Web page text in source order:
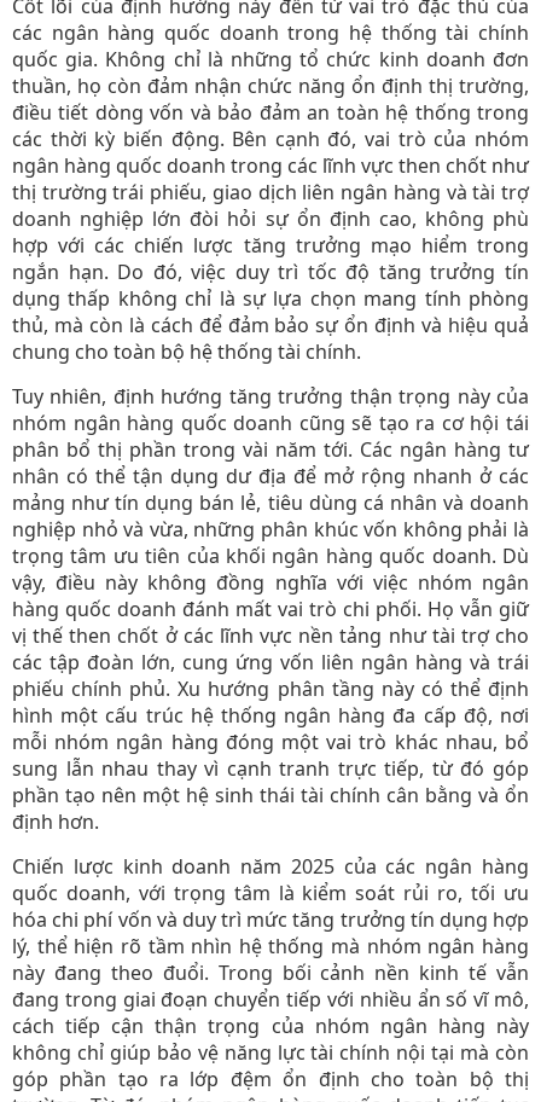
Cốt lõi của định hướng này đến từ vai trò đặc thù của
các ngân hàng quốc doanh trong hệ thống tài chính
quốc gia. Không chỉ là những tổ chức kinh doanh đơn
thuần, họ còn đảm nhận chức năng ổn định thị trường,
điều tiết dòng vốn và bảo đảm an toàn hệ thống trong
các thời kỳ biến động. Bên cạnh đó, vai trò của nhóm
ngân hàng quốc doanh trong các lĩnh vực then chốt như
thị trường trái phiếu, giao dịch liên ngân hàng và tài trợ
doanh nghiệp lớn đòi hỏi sự ổn định cao, không phù
hợp với các chiến lược tăng trưởng mạo hiểm trong
ngắn hạn. Do đó, việc duy trì tốc độ tăng trưởng tín
dụng thấp không chỉ là sự lựa chọn mang tính phòng
thủ, mà còn là cách để đảm bảo sự ổn định và hiệu quả
chung cho toàn bộ hệ thống tài chính.
Tuy nhiên, định hướng tăng trưởng thận trọng này của
nhóm ngân hàng quốc doanh cũng sẽ tạo ra cơ hội tái
phân bổ thị phần trong vài năm tới. Các ngân hàng tư
nhân có thể tận dụng dư địa để mở rộng nhanh ở các
mảng như tín dụng bán lẻ, tiêu dùng cá nhân và doanh
nghiệp nhỏ và vừa, những phân khúc vốn không phải là
trọng tâm ưu tiên của khối ngân hàng quốc doanh. Dù
vậy, điều này không đồng nghĩa với việc nhóm ngân
hàng quốc doanh đánh mất vai trò chi phối. Họ vẫn giữ
vị thế then chốt ở các lĩnh vực nền tảng như tài trợ cho
các tập đoàn lớn, cung ứng vốn liên ngân hàng và trái
phiếu chính phủ. Xu hướng phân tầng này có thể định
hình một cấu trúc hệ thống ngân hàng đa cấp độ, nơi
mỗi nhóm ngân hàng đóng một vai trò khác nhau, bổ
sung lẫn nhau thay vì cạnh tranh trực tiếp, từ đó góp
phần tạo nên một hệ sinh thái tài chính cân bằng và ổn
định hơn.
Chiến lược kinh doanh năm 2025 của các ngân hàng
quốc doanh, với trọng tâm là kiểm soát rủi ro, tối ưu
hóa chi phí vốn và duy trì mức tăng trưởng tín dụng hợp
lý, thể hiện rõ tầm nhìn hệ thống mà nhóm ngân hàng
này đang theo đuổi. Trong bối cảnh nền kinh tế vẫn
đang trong giai đoạn chuyển tiếp với nhiều ẩn số vĩ mô,
cách tiếp cận thận trọng của nhóm ngân hàng này
không chỉ giúp bảo vệ năng lực tài chính nội tại mà còn
góp phần tạo ra lớp đệm ổn định cho toàn bộ thị